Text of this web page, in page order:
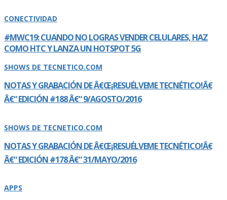
CONECTIVIDAD
#MWC19: CUANDO NO LOGRAS VENDER CELULARES, HAZ
COMO HTC Y LANZA UN HOTSPOT 5G
SHOWS DE TECNETICO.COM
NOTAS Y GRABACIÓN DE Â€Œ¡RESUÉLVEME TECNÉTICO!Â€
Â€“ EDICIÓN #188 Â€“ 9/AGOSTO/2016
SHOWS DE TECNETICO.COM
NOTAS Y GRABACIÓN DE Â€Œ¡RESUÉLVEME TECNÉTICO!Â€
Â€“ EDICIÓN #178 Â€“ 31/MAYO/2016
APPS